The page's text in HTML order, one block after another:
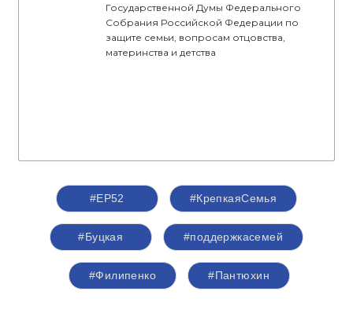
Государственной Думы Федерального
Собрания Российской Федерации по
защите семьи, вопросам отцовства,
материнства и детства
#ЕР52 #КрепкаяСемья
#Буцкая #поддержкасемей
#Филипенко #Пантюхин